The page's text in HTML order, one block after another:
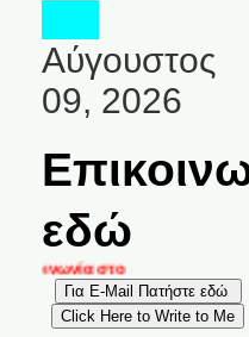
Αύγουστος
09, 2026
εδώ
στο